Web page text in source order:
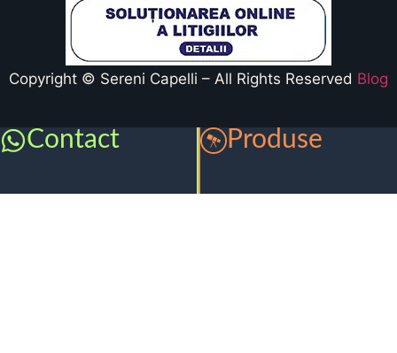
Copyright © Sereni Capelli – All Rights Reserved Blog
Contact Produse